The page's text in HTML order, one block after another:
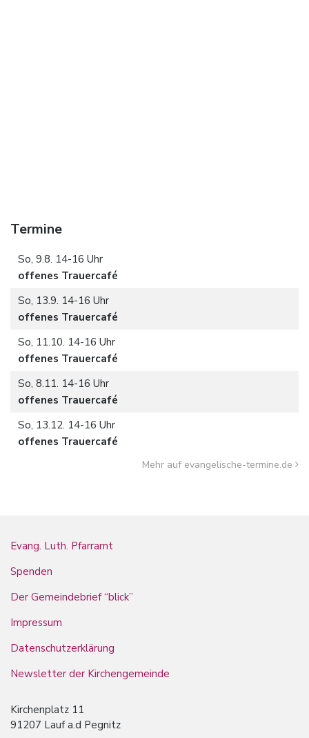
Termine
So, 9.8. 14-16 Uhr
offenes Trauercafé
So, 13.9. 14-16 Uhr
offenes Trauercafé
So, 11.10. 14-16 Uhr
offenes Trauercafé
So, 8.11. 14-16 Uhr
offenes Trauercafé
So, 13.12. 14-16 Uhr
offenes Trauercafé
Mehr auf evangelische-termine.de
Evang. Luth. Pfarramt
Spenden
Der Gemeindebrief “blick”
Impressum
Datenschutzerklärung
Newsletter der Kirchengemeinde
Kirchenplatz 11
91207 Lauf a.d Pegnitz